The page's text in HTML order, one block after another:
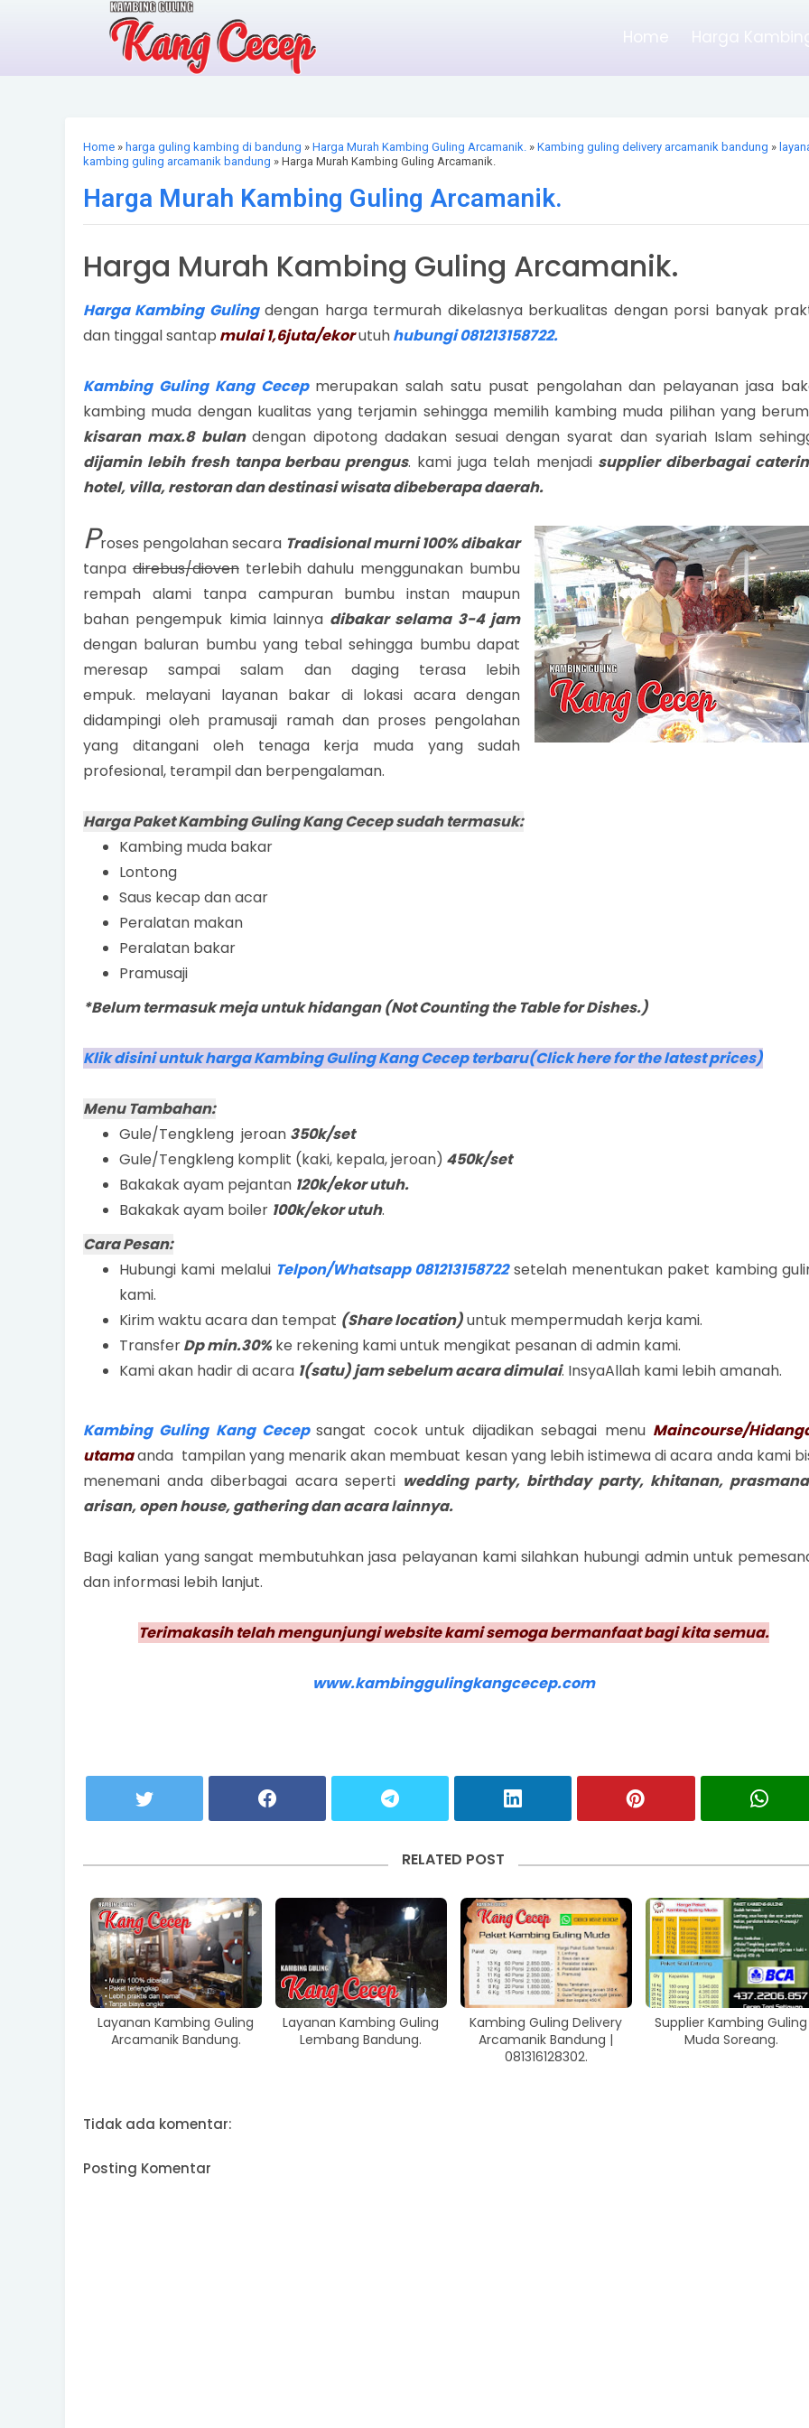
Home Harga
Home » harga guling kambing di bandung » Harga Murah Kambing Guling Arcamanik. » Kambing guling delivery arcamanik bandung »
kambing guling arcamanik bandung » Harga Murah Kambing Guling Arcamanik.
Harga Murah Kambing Guling Arcamanik.
Harga Murah Kambing Guling Arcamanik.
Harga Kambing Gulingdengan harga termurah dikelasnya berkualitas dengan porsi banyak
dan tinggal santap mulai 1,6juta/ekorutuhhubungi 081213158722.
Kambing Guling Kang Cecepmerupakan salah satu pusat pengolahan dan pelayanan jasa
kambing muda dengan kualitas yang terjamin sehingga memilih kambing muda pilihan yang
kisaran max.8 bulan dengan dipotong dadakan sesuai dengan syarat dan syariah Islam
dijamin lebih fresh tanpa berbau prengus. kami juga telah menjadi supplier diberbagai
hotel, villa, restoran dan destinasi wisata dibeberapa daerah.
Proses pengolahan secara Tradisional murni 100% dibakar
tanpadirebus/dioventerlebih dahulu menggunakan bumbu
rempah alami tanpa campuran bumbu instan maupun
bahan pengempuk kimia lainnya dibakar selama 3-4 jam
dengan baluran bumbu yang tebal sehingga bumbu dapat
meresap sampai salam dan daging terasa lebih
empuk. melayani layanan bakar di lokasi acara dengan
didampingi oleh pramusaji ramah dan proses pengolahan
yang ditangani oleh tenaga kerja muda yang sudah
profesional, terampil dan berpengalaman.
Harga Paket Kambing Guling Kang Cecep sudah termasuk:
Kambing muda bakar
Lontong
Saus kecap dan acar
Peralatan makan
Peralatan bakar
Pramusaji
*Belum termasuk meja untuk hidangan (Not Counting the Table for Dishes.)
Klik disini untuk harga Kambing Guling Kang Cecep terbaru(Click here for the latest prices)
Menu Tambahan:
Gule/Tengkleng jeroan 350k/set
Gule/Tengkleng komplit (kaki, kepala, jeroan) 450k/set
Bakakak ayam pejantan 120k/ekor utuh.
Bakakak ayam boiler 100k/ekor utuh.
Cara Pesan:
Hubungi kami melalui Telpon/Whatsapp 081213158722setelah menentukan paket kambing
kami.
Kirim waktu acara dan tempat (Share location)untuk mempermudah kerja kami.
TransferDp min.30% ke rekening kami untuk mengikat pesanan di admin kami.
Kami akan hadir di acara 1(satu) jam sebelum acara dimulai. InsyaAllah kami lebih amanah.
Kambing Guling Kang Cecepsangat cocok untuk dijadikan sebagai menu Maincourse/
utamaanda tampilan yang menarik akan membuat kesan yang lebih istimewa di acara anda kami
menemani anda diberbagai acara seperti wedding party, birthday party, khitanan,
arisan, open house, gathering dan acara lainnya.
Bagi kalian yang sangat membutuhkan jasa pelayanan kami silahkan hubungi admin untuk
dan informasi lebih lanjut.
Terimakasih telah mengunjungi website kami semoga bermanfaat bagi kita semua.
www.kambinggulingkangcecep.com
RELATED POST
Layanan Kambing Guling
Arcamanik Bandung.
Layanan Kambing Guling
Lembang Bandung.
Kambing Guling Delivery
Arcamanik Bandung |
081316128302.
Supplier Kambing Guling
Muda Soreang.
Tidak ada komentar:
Posting Komentar